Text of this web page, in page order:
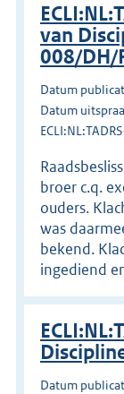
van
008/DH/
Datum
Datum
broer c.q.
ouders.
was
bekend.
ingediend
Datum